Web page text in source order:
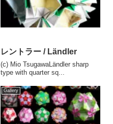
レントラー / Ländler
(c) Mio TsugawaLändler sharp
type with quarter sq...
Gallery